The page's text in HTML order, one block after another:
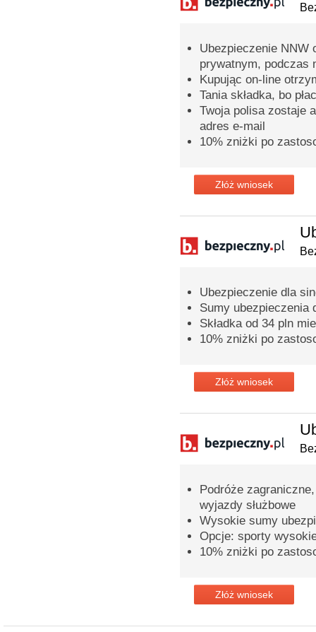
Ubezpieczenie NNW
prywatnym, podczas
Kupując on-line
Tania składka, bo
Twoja polisa zostaje
adres e-mail
10% zniżki po
Złóż wniosek
Ubezpieczenie dla
Sumy ubezpieczenia
Składka od 34 pln
10% zniżki po
Złóż wniosek
Podróże
wyjazdy służbowe
Wysokie sumy
Opcje: sporty
10% zniżki po
Złóż wniosek